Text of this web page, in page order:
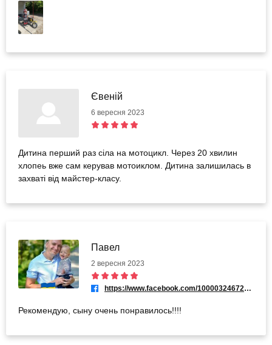
Євеній
6 вересня 2023
Дитина перший раз сіла на мотоцикл. Через 20 хвилин
хлопеь вже сам керував мотоиклом. Дитина залишилась в
захваті від майстер-класу.
Павел
2 вересня 2023
https://www.facebook.com/100003246721913
Рекомендую, сыну очень понравилось!!!!